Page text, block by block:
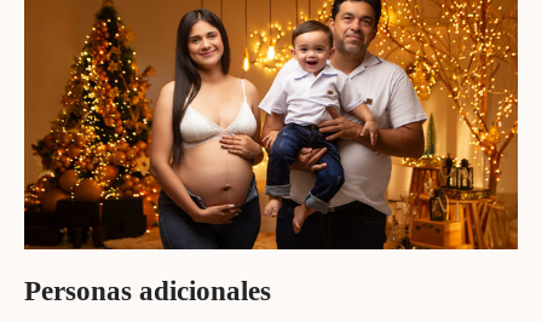
Personas adicionales